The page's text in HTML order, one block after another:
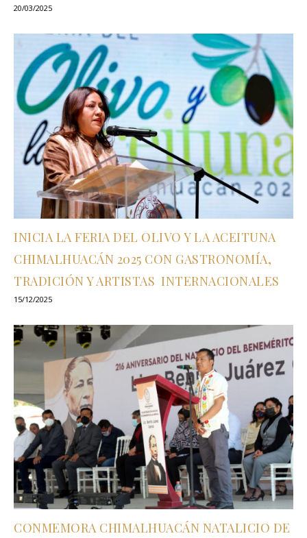
20/03/2025
INICIA LA FERIA DEL OLIVO Y LA ACEITUNA
CHIMALHUACÁN 2025 CON GASTRONOMÍA,
TRADICIÓN Y ARTISTAS INTERNACIONALES
15/12/2025
CONMEMORA CHIMALHUACÁN NATALICIO DE